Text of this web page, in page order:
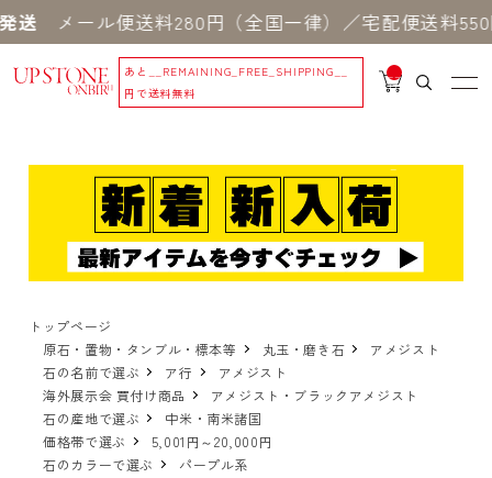
ール便送料280円（全国一律）／宅配便送料550円
あと
__REMAINING_FREE_SHIPPING__
円で送料無料
__
IT
_
トップページ
原石・置物・タンブル・標本等
丸玉・磨き石
アメジスト
石の名前で選ぶ
ア行
アメジスト
海外展示会 買付け商品
アメジスト・ブラックアメジスト
石の産地で選ぶ
中米・南米諸国
価格帯で選ぶ
5,001円～20,000円
石のカラーで選ぶ
パープル系